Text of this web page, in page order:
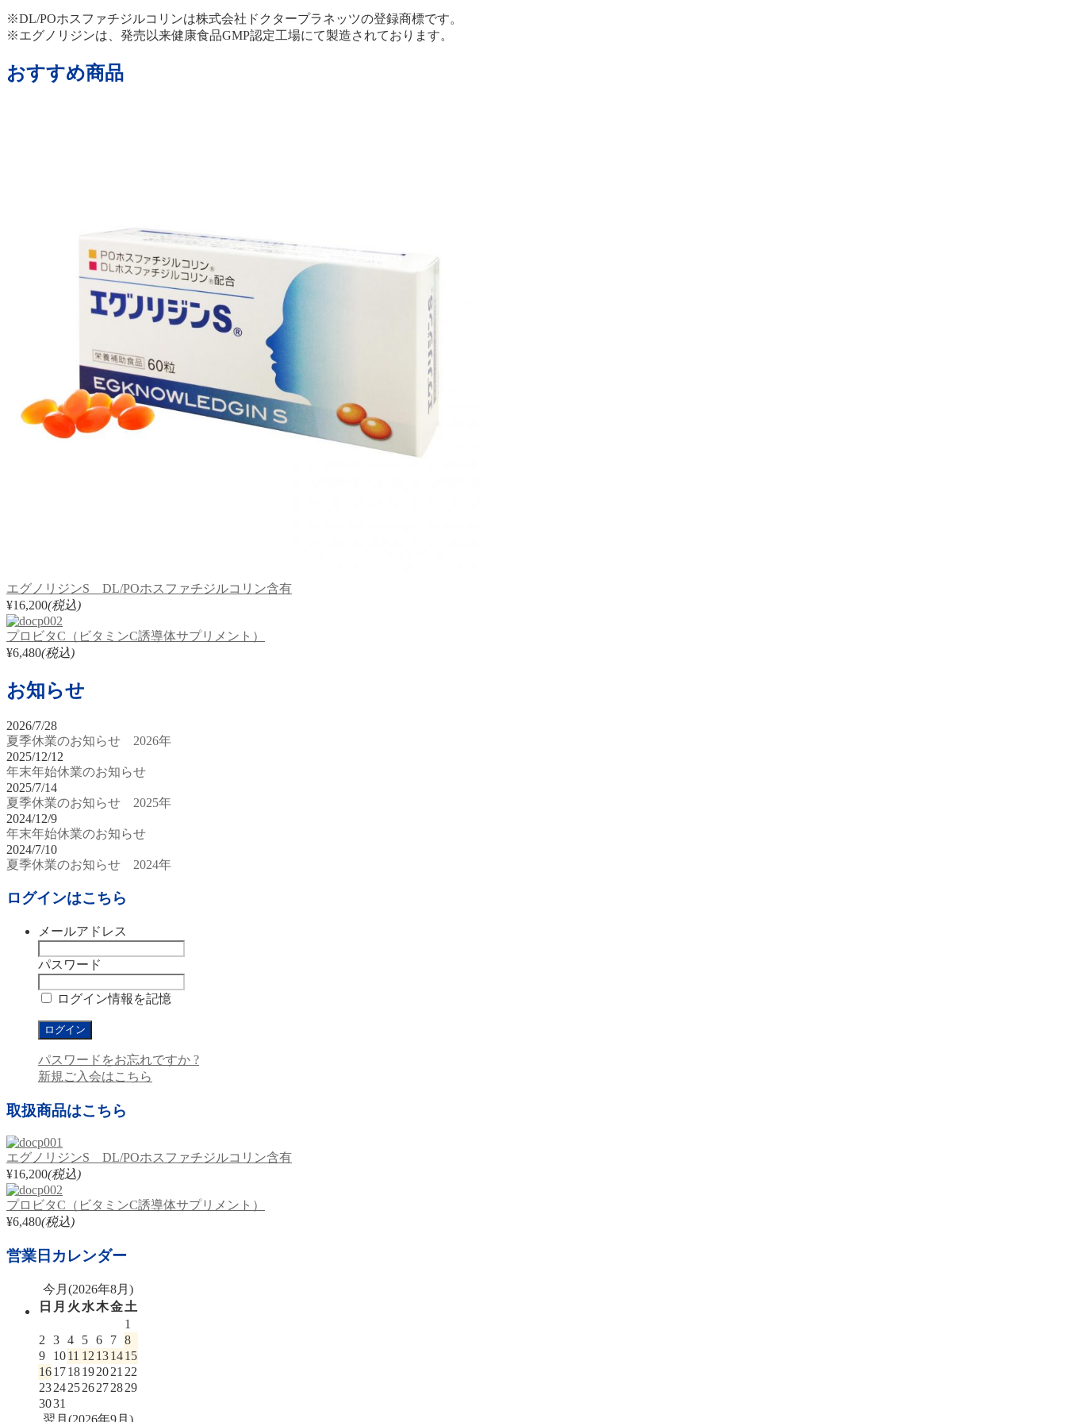
※DL/POホスファチジルコリンは株式会社ドクタープラネッツの登録商標です。
※エグノリジンは、発売以来健康食品GMP認定工場にて製造されております。
おすすめ商品
エグノリジンS DL/POホスファチジルコリン含有
¥16,200(税込)
プロビタC（ビタミンC誘導体サプリメント）
¥6,480(税込)
お知らせ
2026/7/28
夏季休業のお知らせ 2026年
2025/12/12
年末年始休業のお知らせ
2025/7/14
夏季休業のお知らせ 2025年
2024/12/9
年末年始休業のお知らせ
2024/7/10
夏季休業のお知らせ 2024年
ログインはこちら
メールアドレス
パスワード
ログイン情報を記憶
パスワードをお忘れですか ?
新規ご入会はこちら
取扱商品はこちら
エグノリジンS DL/POホスファチジルコリン含有
¥16,200(税込)
プロビタC（ビタミンC誘導体サプリメント）
¥6,480(税込)
営業日カレンダー
今月(2026年8月)
日 月 火 水木金土
1
2
3 4 5 6 7 8
9
1011 12 131415
161718192021 22
23242526272829
3031
翌月(2026年9月)